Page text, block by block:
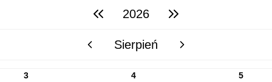
poprzedni rok2026 następny rok
poprzedni miesiącSierpień następny miesiąc
3 4 5